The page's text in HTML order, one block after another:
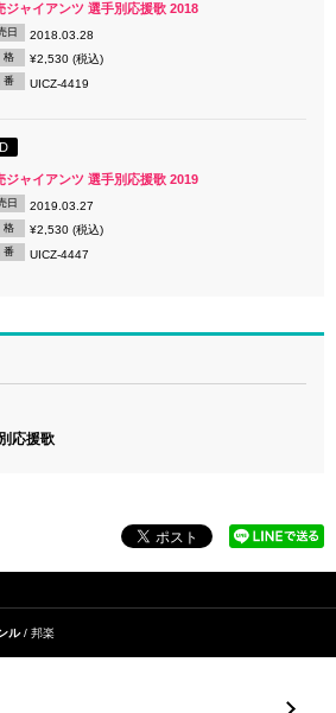
ジャイアンツ 選手別応援歌 2018
日 2018.03.28
格 ¥2,530 (税込)
番 UICZ-4419
ジャイアンツ 選手別応援歌 2019
日 2019.03.27
格 ¥2,530 (税込)
番 UICZ-4447
応援歌
ル 邦楽